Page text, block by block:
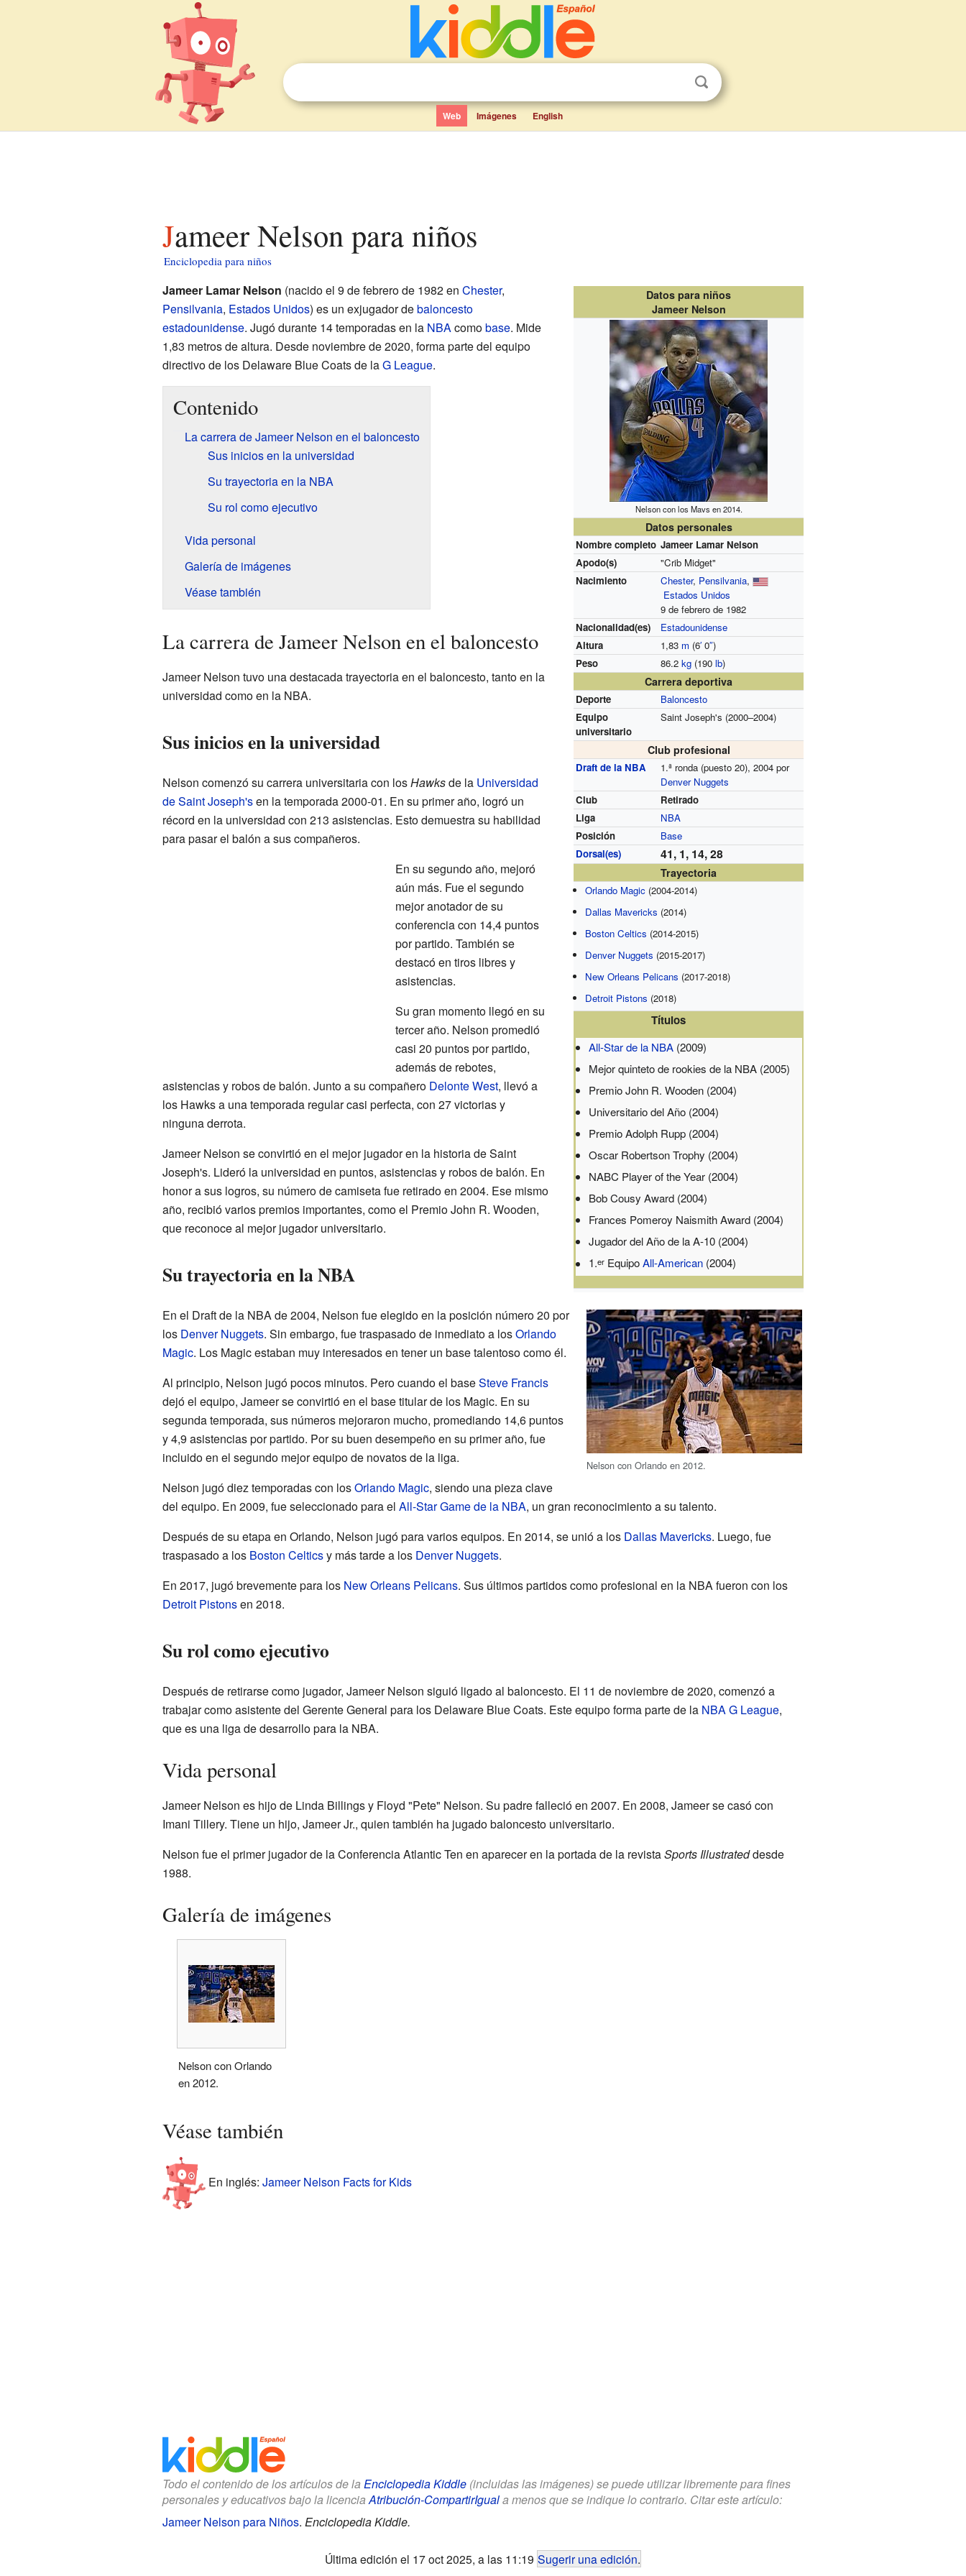
Web Imágenes English
Jameer Nelson para niños
Enciclopedia para niños
Datos para niños
Jameer Nelson
Nelson con los Mavs en 2014.
Datos personales
Nombre completo Jameer Lamar Nelson
Apodo(s)
"Crib Midget"
Nacimiento
Chester, Pensilvania,
Estados Unidos
9 de febrero de 1982
Nacionalidad(es)
Estadounidense
Altura
1,83 m (6′ 0″)
Peso
86.2kg (190lb)
Carrera deportiva
Deporte
Baloncesto
Equipo
universitario
Saint Joseph's (2000–2004)
Club profesional
Draft de la NBA
1.ª ronda (puesto 20), 2004 por
Denver Nuggets
Club
Retirado
Liga
NBA
Posición
Base
Dorsal(es)
41, 1, 14, 28
Trayectoria
Orlando Magic (2004-2014)
Dallas Mavericks (2014)
Boston Celtics (2014-2015)
Denver Nuggets (2015-2017)
New Orleans Pelicans (2017-2018)
Detroit Pistons (2018)
Títulos
All-Star de la NBA (2009)
Mejor quinteto de rookies de la NBA (2005)
Premio John R. Wooden (2004)
Universitario del Año (2004)
Premio Adolph Rupp (2004)
Oscar Robertson Trophy (2004)
NABC Player of the Year (2004)
Bob Cousy Award (2004)
Frances Pomeroy Naismith Award (2004)
Jugador del Año de la A-10 (2004)
1.er EquipoAll-American (2004)
Jameer Lamar Nelson (nacido el 9 de febrero de 1982 en Chester,
Pensilvania, Estados Unidos) es un exjugador debaloncesto
estadounidense. Jugó durante 14 temporadas en la NBAcomobase. Mide
1,83 metros de altura. Desde noviembre de 2020, forma parte del equipo
directivo de los Delaware Blue Coats de laG League.
Contenido
La carrera de Jameer Nelson en el baloncesto
Sus inicios en la universidad
Su trayectoria en la NBA
Su rol como ejecutivo
Vida personal
Galería de imágenes
Véase también
La carrera de Jameer Nelson en el baloncesto
Jameer Nelson tuvo una destacada trayectoria en el baloncesto, tanto en la
universidad como en la NBA.
Sus inicios en la universidad
Nelson comenzó su carrera universitaria con losHawksde la Universidad
de Saint Joseph'sen la temporada 2000-01. En su primer año, logró un
récord en la universidad con 213 asistencias. Esto demuestra su habilidad
para pasar el balón a sus compañeros.
En su segundo año, mejoró
aún más. Fue el segundo
mejor anotador de su
conferencia con 14,4 puntos
por partido. También se
destacó en tiros libres y
asistencias.
Su gran momento llegó en su
tercer año. Nelson promedió
casi 20 puntos por partido,
además de rebotes,
asistencias y robos de balón. Junto a su compañero Delonte West, llevó a
los Hawks a una temporada regular casi perfecta, con 27 victorias y
ninguna derrota.
Jameer Nelson se convirtió en el mejor jugador en la historia de Saint
Joseph's. Lideró la universidad en puntos, asistencias y robos de balón. En
honor a sus logros, su número de camiseta fue retirado en 2004. Ese mismo
año, recibió varios premios importantes, como el Premio John R. Wooden,
que reconoce al mejor jugador universitario.
Su trayectoria en la NBA
Nelson con Orlando en 2012.
En el Draft de la NBA de 2004, Nelson fue elegido en la posición número 20 por
los Denver Nuggets. Sin embargo, fue traspasado de inmediato a losOrlando
Magic. Los Magic estaban muy interesados en tener un base talentoso como él.
Al principio, Nelson jugó pocos minutos. Pero cuando el baseSteve Francis
dejó el equipo, Jameer se convirtió en el base titular de los Magic. En su
segunda temporada, sus números mejoraron mucho, promediando 14,6 puntos
y 4,9 asistencias por partido. Por su buen desempeño en su primer año, fue
incluido en el segundo mejor equipo de novatos de la liga.
Nelson jugó diez temporadas con losOrlando Magic, siendo una pieza clave
del equipo. En 2009, fue seleccionado para el All-Star Game de la NBA, un gran reconocimiento a su talento.
Después de su etapa en Orlando, Nelson jugó para varios equipos. En 2014, se unió a los Dallas Mavericks. Luego, fue
traspasado a los Boston Celticsy más tarde a los Denver Nuggets.
En 2017, jugó brevemente para los New Orleans Pelicans. Sus últimos partidos como profesional en la NBA fueron con los
Detroit Pistonsen 2018.
Su rol como ejecutivo
Después de retirarse como jugador, Jameer Nelson siguió ligado al baloncesto. El 11 de noviembre de 2020, comenzó a
trabajar como asistente del Gerente General para los Delaware Blue Coats. Este equipo forma parte de la NBA G League,
que es una liga de desarrollo para la NBA.
Vida personal
Jameer Nelson es hijo de Linda Billings y Floyd "Pete" Nelson. Su padre falleció en 2007. En 2008, Jameer se casó con
Imani Tillery. Tiene un hijo, Jameer Jr., quien también ha jugado baloncesto universitario.
Nelson fue el primer jugador de la Conferencia Atlantic Ten en aparecer en la portada de la revistaSports Illustrateddesde
1988.
Galería de imágenes
Nelson con Orlando
en 2012.
Véase también
En inglés: Jameer Nelson Facts for Kids
Todo el contenido de los artículos de la Enciclopedia Kiddle(incluidas las imágenes) se puede utilizar libremente para fines
personales y educativos bajo la licencia Atribución-CompartirIguala menos que se indique lo contrario. Citar este artículo:
Jameer Nelson para Niños. Enciclopedia Kiddle.
Última edición el 17 oct 2025, a las 11:19 Sugerir una edición.